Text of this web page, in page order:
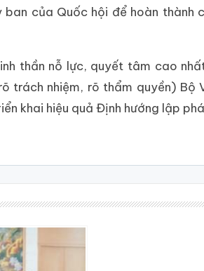
của Quốc hội để hoàn thành
thần nỗ lực, quyết tâm cao
trách nhiệm, rõ thẩm quyền) Bộ
khai hiệu quả Định hướng lập